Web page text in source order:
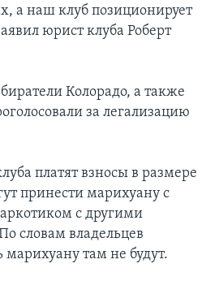
а наш клуб позиционирует
юрист клуба Роберт
Колорадо, а также
за легализацию
платят взносы в размере
принести марихуану с
с другими
словам владельцев
марихуану там не будут.